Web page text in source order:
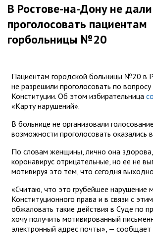
В Ростове-на-Дону не дали
проголосовать пациентам
горбольницы №20
Пациентам городской больницы №20 в
не разрешили проголосовать по вопросу
Конституции. Об этом избирательница
«Карту нарушений».
В больнице не организовали
возможности проголосовать оказались
По словам женщины, лично она
коронавирус отрицательные, но ее не
мотивируя это тем, что сегодня
«Считаю, что это грубейшее нарушение
Конституционного права и в связи с
обжаловать такие действия в Суде по
хочу получить мотивированный
электронный адрес почты», — сообщает